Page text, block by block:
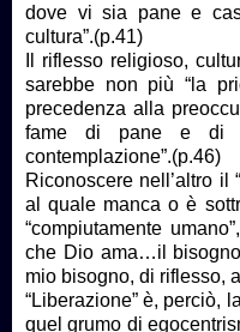
dove vi sia pane e
cultura”.(p.41)
Il riflesso religioso,
sarebbe non più “la
precedenza alla
fame di pane e di
contemplazione”.(p.46)
Riconoscere nell’altro il
al quale manca o è
“compiutamente
che Dio ama…il bisogno
mio bisogno, di riflesso,
“Liberazione” è, perciò,
quel grumo di